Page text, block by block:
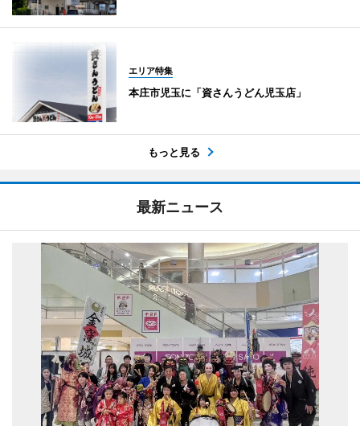
エリア特集
本庄市児玉に「資さんうどん児玉店」
もっと見る
最新ニュース